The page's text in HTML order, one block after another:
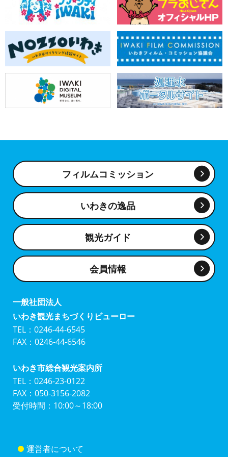
フィルムコミッション
いわきの逸品
観光ガイド
会員情報
一般社団法人
いわき観光まちづくりビューロー
TEL：0246-44-6545
FAX：0246-44-6546
いわき市総合観光案内所
TEL：0246-23-0122
FAX：050-3156-2082
受付時間：10:00～18:00
運営者について